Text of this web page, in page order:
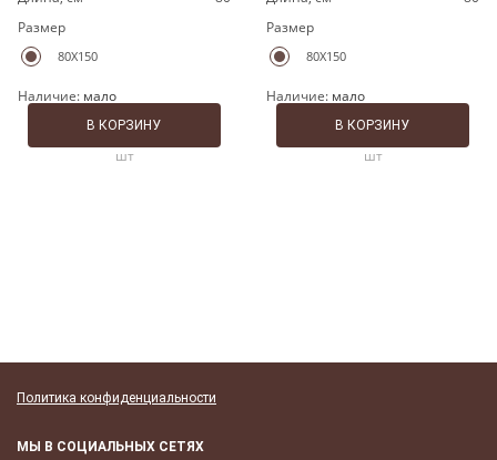
Размер
80X150
Наличие: мало
шт
В КОРЗИНУ
Размер
80X150
Наличие: мало
шт
В КОРЗИНУ
Политика конфиденциальности
МЫ В СОЦИАЛЬНЫХ СЕТЯХ